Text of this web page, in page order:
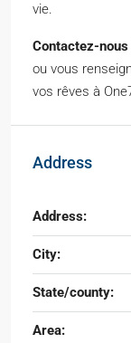
vie.
Contactez-nous
ou vous
vos rêves à
Address
Address:
City:
State/county:
Area: